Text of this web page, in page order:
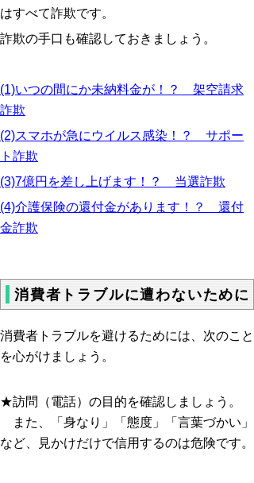
はすべて詐欺です。
詐欺の手口も確認しておきましょう。
(1)いつの間にか未納料金が！？ 架空請求
詐欺
(2)スマホが急にウイルス感染！？ サポー
ト詐欺
(3)7億円を差し上げます！？ 当選詐欺
(4)介護保険の還付金があります！？ 還付
金詐欺
消費者トラブルに遭わないために
消費者トラブルを避けるためには、次のこと
を心がけましょう。
★訪問（電話）の目的を確認しましょう。
また、「身なり」「態度」「言葉づかい」
など、見かけだけで信用するのは危険です。